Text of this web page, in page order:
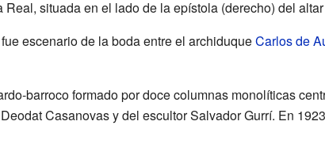
situada en el lado de la epístola (derecho) del altar
escenario de la boda entre el archiduqueCarlos de
barroco formado por doce columnas monolíticas
Casanovas y del escultor Salvador Gurrí. En